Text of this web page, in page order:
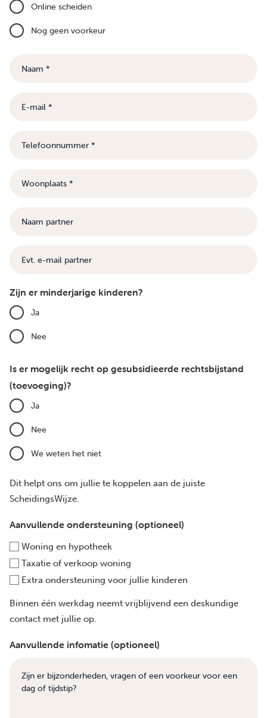
Online scheiden
Nog geen voorkeur
Zijn er minderjarige kinderen?
Ja
Nee
Is er mogelijk recht op gesubsidieerde rechtsbijstand
(toevoeging)?
Ja
Nee
We weten het niet
Dit helpt ons om jullie te koppelen aan de juiste
ScheidingsWijze.
Aanvullende ondersteuning (optioneel)
Woning en hypotheek
Taxatie of verkoop woning
Extra ondersteuning voor jullie kinderen
Binnen één werkdag neemt vrijblijvend een deskundige
contact met jullie op.
Aanvullende infomatie (optioneel)